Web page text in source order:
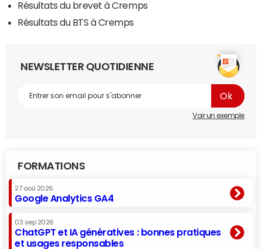
Résultats du brevet à Cremps
Résultats du BTS à Cremps
NEWSLETTER QUOTIDIENNE
Voir un exemple
FORMATIONS
27 aoû 2026
Google Analytics GA4
03 sep 2026
ChatGPT et IA génératives : bonnes pratiques
et usages responsables